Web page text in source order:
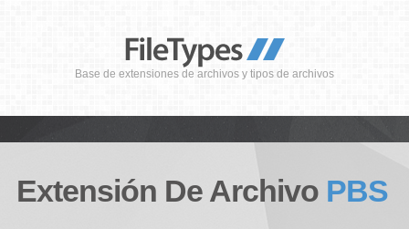
Base de extensiones de archivos y tipos de archivos
Extensión De Archivo PBS